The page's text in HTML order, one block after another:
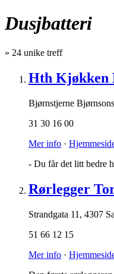
Dusjbatteri
» 24 unike treff
Hth Kjøkken
Bjørnstjerne
31 30 16 00
Mer info ·
- Du får det litt bedre
Rørlegger
Strandgata 11 , 4307
51 66 12 15
Mer info ·